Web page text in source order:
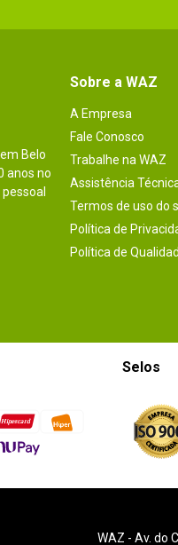
Belo
anos no
Sobre a WAZ
A Empresa
Fale Conosco
Trabalhe na WAZ
Assistência
Termos de uso do
Política de
Política de
Selos
WAZ - Av. do